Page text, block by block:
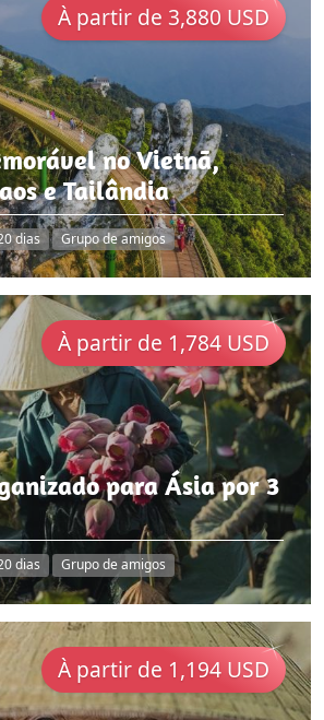
À partir de 3,880 USD
no Vietnã,
e Tailândia
dias Grupo de amigos
À partir de 1,784 USD
para Ásia por 3
dias Grupo de amigos
À partir de 1,194 USD